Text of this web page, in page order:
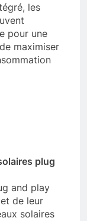
les
pour une
maximiser
plug
and play
de leur
solaires